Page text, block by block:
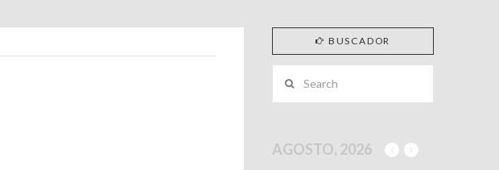
BUSCADOR
AGOSTO, 2026